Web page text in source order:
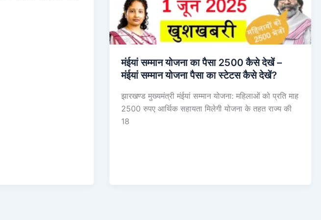
मंईयां सम्मान योजना का पैसा 2500 कैसे देखें –
मंईयां सम्मान योजना पैसा का स्टेटस कैसे देखें?
झारखण्ड मुख्यमंत्री मंईयां सम्मान योजना: महिलाओं को प्रति माह
2500 रुपए आर्थिक सहायता मिलेगी योजना के तहत राज्य की
18